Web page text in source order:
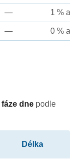
— 1 %
— 0 %
fáze dne podle
Délka